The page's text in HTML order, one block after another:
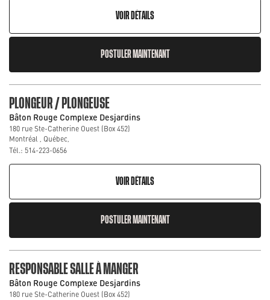
VOIR DÉTAILS
POSTULER MAINTENANT
PLONGEUR / PLONGEUSE
Bâton Rouge Complexe Desjardins
180 rue Ste-Catherine Ouest (Box 452)
Montréal , Québec,
Tél.: 514-223-0656
VOIR DÉTAILS
POSTULER MAINTENANT
RESPONSABLE SALLE À MANGER
Bâton Rouge Complexe Desjardins
180 rue Ste-Catherine Ouest (Box 452)